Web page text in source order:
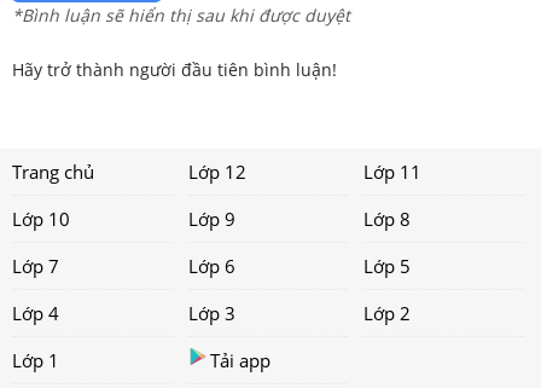
*Bình luận sẽ hiển thị sau khi được duyệt
Hãy trở thành người đầu tiên bình luận!
Trang chủ Lớp 12
Lớp 11
Lớp 10
Lớp 9
Lớp 8
Lớp 7
Lớp 6
Lớp 5
Lớp 4
Lớp 3
Lớp 2
Lớp 1
Tải app